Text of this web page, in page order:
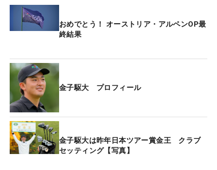
おめでとう！ オーストリア・アルペンOP最
終結果
金子駆大 プロフィール
金子駆大は昨年日本ツアー賞金王 クラブ
セッティング【写真】